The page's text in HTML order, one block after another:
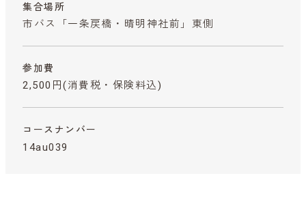
集合場所
市バス「一条戻橋・晴明神社前」東側
参加費
2,500円 (消費税・保険料込)
コースナンバー
14au039